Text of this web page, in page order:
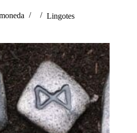
Lingotes